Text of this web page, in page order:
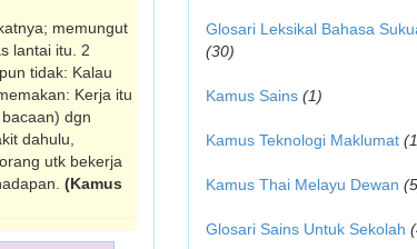
memungut
lantai itu. 2
tidak: Kalau
Kerja itu
dgn
dahulu,
utk bekerja
(Kamus
Glosari Leksikal Bahasa
(30)
Kamus Sains (1)
Kamus Teknologi Maklumat
Kamus Thai Melayu Dewan
Glosari Sains Untuk Sekolah